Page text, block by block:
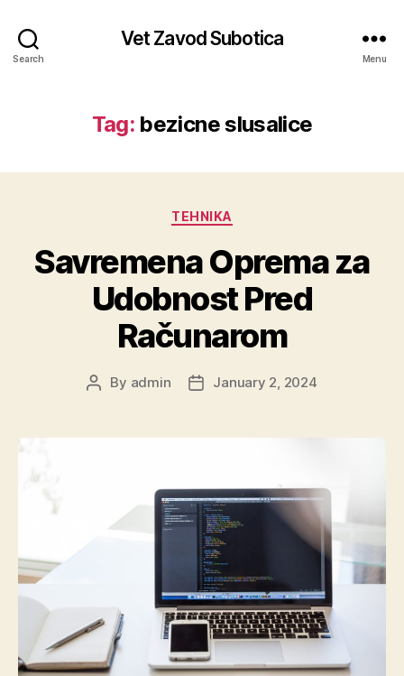
Search
Vet Zavod Subotica
Menu
Tag: bezicne slusalice
Categories
TEHNIKA
Savremena Oprema za
Udobnost Pred
Računarom
Post
By admin
PostJanuary 2, 2024